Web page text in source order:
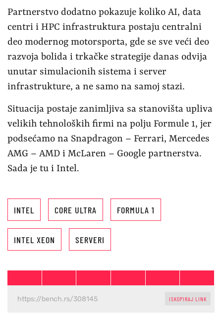
Partnerstvo dodatno pokazuje koliko AI, data
centri i HPC infrastruktura postaju centralni
deo modernog motorsporta, gde se sve veći deo
razvoja bolida i trkačke strategije danas odvija
unutar simulacionih sistema i server
infrastrukture, a ne samo na samoj stazi.
Situacija postaje zanimljiva sa stanovišta upliva
velikih tehnoloških firmi na polju Formule 1, jer
podsećamo na Snapdragon – Ferrari, Mercedes
AMG – AMD i McLaren – Google partnerstva.
Sada je tu i Intel.
INTEL CORE ULTRA FORMULA 1
INTEL XEON SERVERI
ISKOPIRAJ LINK